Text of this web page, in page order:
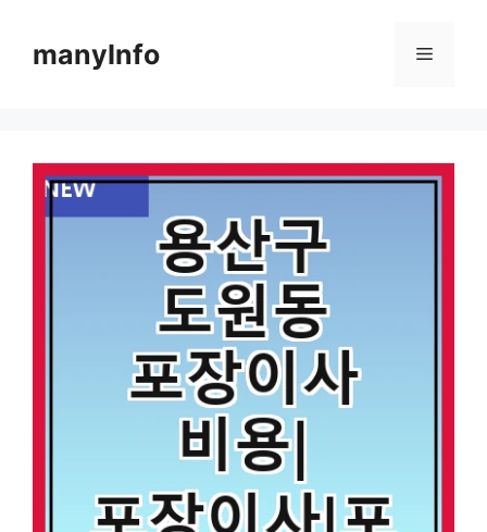
manyInfo 메